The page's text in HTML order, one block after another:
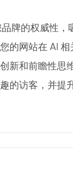
牌的权威性，
的网站在 AI
新和前瞻性思
的访客，并提